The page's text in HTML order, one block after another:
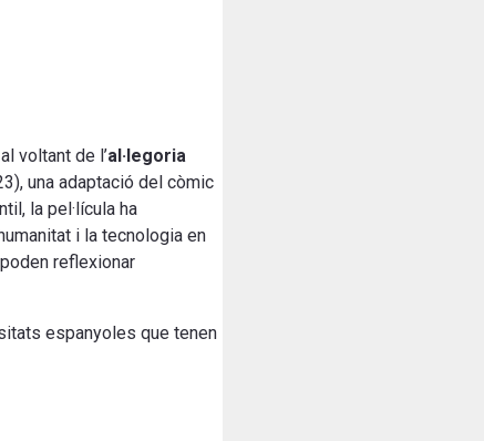
voltant de l’al·legoria
una adaptació del còmic
la pel·lícula ha
i la tecnologia en
reflexionar
espanyoles que tenen